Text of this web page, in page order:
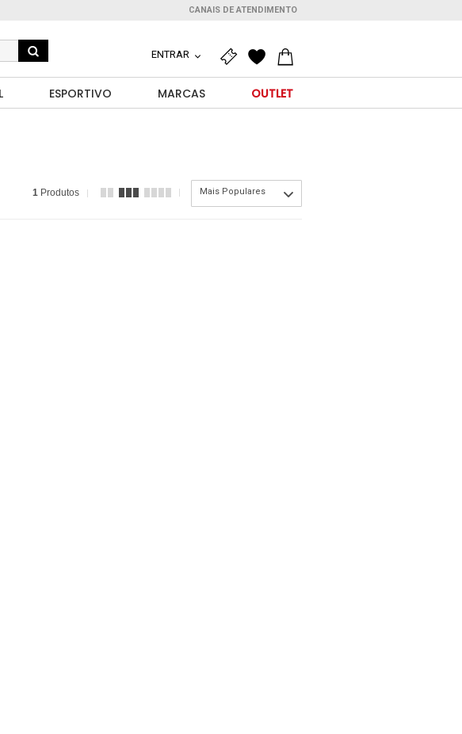
CANAIS DE ATENDIMENTO
ENTRAR
ESPORTIVO MARCAS OUTLET
1 Produtos Mais Populares